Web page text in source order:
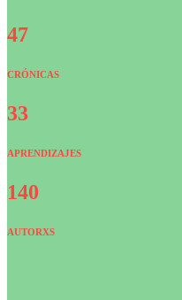
47
CRÓNICAS
33
APRENDIZAJES
140
AUTORXS